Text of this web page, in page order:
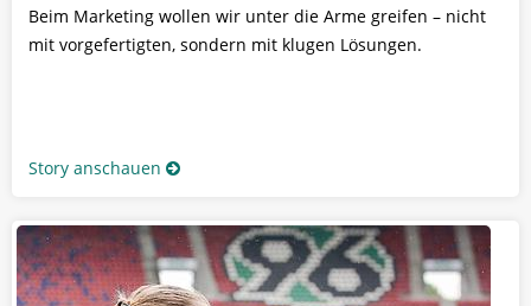
Beim Marketing wollen wir unter die Arme greifen – nicht
mit vorgefertigten, sondern mit klugen Lösungen.
Story anschauen